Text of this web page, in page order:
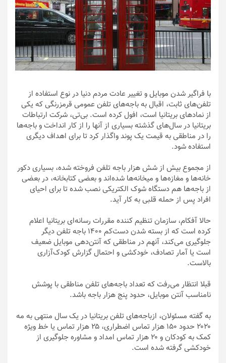
با فراگیر شدن موبایل و تغییر عادت مردم دنیا در نوع استفاده از
تلفن‌های ثابت، اقبال به باجه‌های تلفن عمومی قرمزرنگی که یکی
از نمادهای بریتانیا است، افول کرده است. بی‌تی، شرکت ارتباطات
بریتانیا در سال‌های گذشته بسیاری از آنها را از کار انداخت و باجه‌ها
را در مناطقی به قیمت یک پوند واگذار کرد تا برای اهداف دیگری
استفاده شود.
از مجموع بیش از شش هزار باجه تلفن فروخته شده، بسیاری دکور
خانه‌ها و مغازه‌ها و میخانه‌ها شده‌اند و بعضی کتابخانه، در بعضی
از باجه‌ها هم دستگاه شوک الکتریکی نصب شده تا برای احیای
افراد پس از حمله قلبی به کار آید.
حالا آفکام، سازمان تنظیم کننده مقررات رسانه‌ای بریتانیا اعلام
کرده است که از بسته شدن دست‌کم ۱۴۰۰ باجه‌ تلفن‌ دیگر
جلوگیری می‌کند، آنهم در مناطقی که آنتن‌دهی موبایل ضعیف
است یا آمار تصادف، خودکشی و احتمال گزارش کودک‌آزاری
بالاست.
قبلا انتظار می‌رفت که تعداد باجه‌های تلفن مناطقی با پوشش
نامناسب آنتن موبایل، حدود پنج هزار باجه باشد.
به گفته مسئولان، ازباجه‌های تلفن بریتانیا در یک سال منتهی به مه
۲۰۲۰ حدود ۱۵۰ هزار تماس اضطراری، ۲۵ هزار تماس یا خط ویژه
کمک به کودکان و ۲۰ هزار تماس امداد و مشاوره جلوگیری از
خودکشی گرفته شده است.